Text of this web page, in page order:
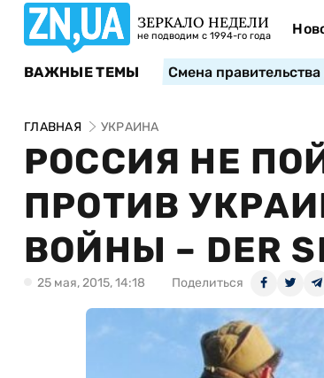
ЗЕРКАЛО НЕДЕЛИ
не подводим с 1994-го года
ВАЖНЫЕ ТЕМЫ Смена
ГЛАВНАЯ УКРАИНА
РОССИЯ НЕ
ПРОТИВ
ВОЙНЫ – DER
25 мая, 2015, 14:18 Поделиться